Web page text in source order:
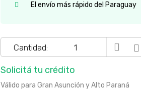
El envío más rápido del Paraguay
Cantidad:
Solicitá tu crédito
Válido para Gran Asunción y Alto Paraná